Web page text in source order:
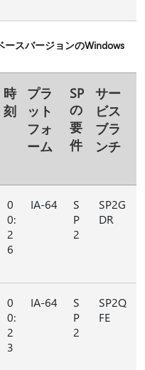
スバージョンのWindows
時
刻
プラ
ット
フォ
ーム
SP
の
要
件
サー
ビス
ブラ
ンチ
0
0:
2
6
IA-64
S
P
2
SP2G
DR
0
0:
2
3
IA-64
S
P
2
SP2Q
FE